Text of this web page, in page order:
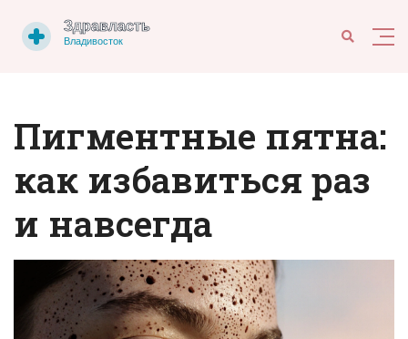
Пигментные пятна:
как избавиться раз
и навсегда